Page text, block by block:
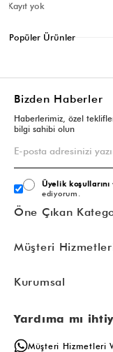
₺299,80
Sepette : ₺119,92
Bizden Haberler
Haberlerimiz, özel
bilgi sahibi olun
Üyelik koşullarını
ediyorum.
Öne Çıkan
Müşteri
Kurumsal
Yardıma mı
Müşteri Hizmetleri
Kayıt yok
Popüler Ürünler